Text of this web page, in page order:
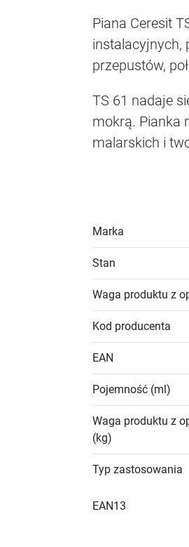
Piana Ceresit
instalacyjnych,
przepustów,
TS 61 nadaje
mokrą. Pianka
malarskich i
Marka
Stan
Waga produktu z
Kod producenta
EAN
Pojemność (ml)
Waga produktu z
(kg)
Typ zastosowania
EAN13